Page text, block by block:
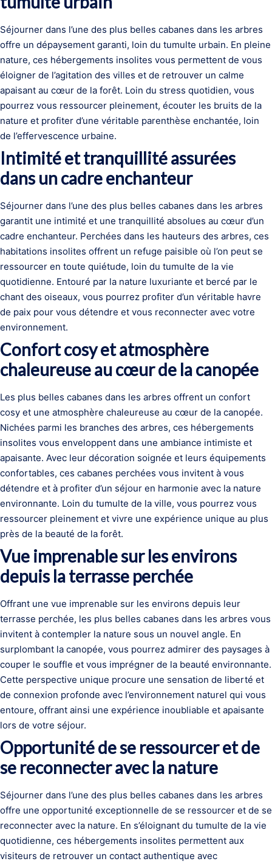
Séjourner dans l’une des plus belles cabanes dans les arbres
offre un dépaysement garanti, loin du tumulte urbain. En pleine
nature, ces hébergements insolites vous permettent de vous
éloigner de l’agitation des villes et de retrouver un calme
apaisant au cœur de la forêt. Loin du stress quotidien, vous
pourrez vous ressourcer pleinement, écouter les bruits de la
nature et profiter d’une véritable parenthèse enchantée, loin
de l’effervescence urbaine.
Intimité et tranquillité assurées
dans un cadre enchanteur
Séjourner dans l’une des plus belles cabanes dans les arbres
garantit une intimité et une tranquillité absolues au cœur d’un
cadre enchanteur. Perchées dans les hauteurs des arbres, ces
habitations insolites offrent un refuge paisible où l’on peut se
ressourcer en toute quiétude, loin du tumulte de la vie
quotidienne. Entouré par la nature luxuriante et bercé par le
chant des oiseaux, vous pourrez profiter d’un véritable havre
de paix pour vous détendre et vous reconnecter avec votre
environnement.
Confort cosy et atmosphère
chaleureuse au cœur de la canopée
Les plus belles cabanes dans les arbres offrent un confort
cosy et une atmosphère chaleureuse au cœur de la canopée.
Nichées parmi les branches des arbres, ces hébergements
insolites vous enveloppent dans une ambiance intimiste et
apaisante. Avec leur décoration soignée et leurs équipements
confortables, ces cabanes perchées vous invitent à vous
détendre et à profiter d’un séjour en harmonie avec la nature
environnante. Loin du tumulte de la ville, vous pourrez vous
ressourcer pleinement et vivre une expérience unique au plus
près de la beauté de la forêt.
Vue imprenable sur les environs
depuis la terrasse perchée
Offrant une vue imprenable sur les environs depuis leur
terrasse perchée, les plus belles cabanes dans les arbres vous
invitent à contempler la nature sous un nouvel angle. En
surplombant la canopée, vous pourrez admirer des paysages à
couper le souffle et vous imprégner de la beauté environnante.
Cette perspective unique procure une sensation de liberté et
de connexion profonde avec l’environnement naturel qui vous
entoure, offrant ainsi une expérience inoubliable et apaisante
lors de votre séjour.
Opportunité de se ressourcer et de
se reconnecter avec la nature
Séjourner dans l’une des plus belles cabanes dans les arbres
offre une opportunité exceptionnelle de se ressourcer et de se
reconnecter avec la nature. En s’éloignant du tumulte de la vie
quotidienne, ces hébergements insolites permettent aux
visiteurs de retrouver un contact authentique avec